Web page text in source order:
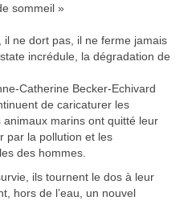
sommeil »
ne dort pas, il ne ferme jamais
incrédule, la dégradation de
Catherine Becker-Echivard
de caricaturer les
marins ont quitté leur
par la pollution et les
des hommes.
ils tournent le dos à leur
hors de l’eau, un nouvel